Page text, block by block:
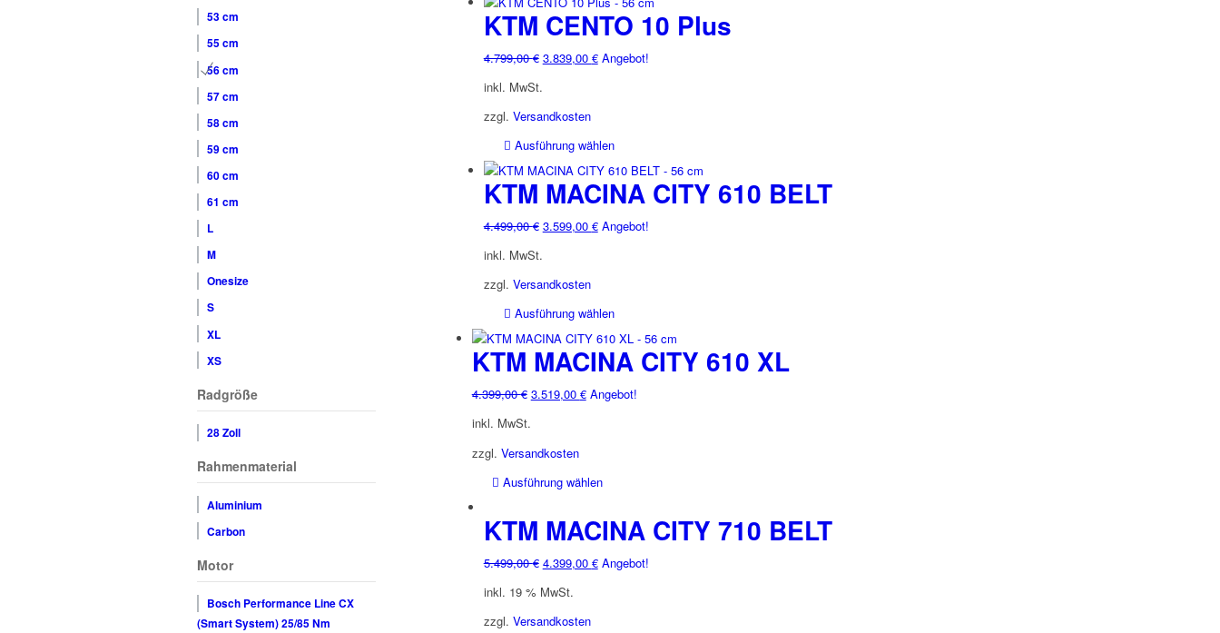
KTM CENTO 10 Plus
4.799,00€ Ursprünglicher
war:
4.799,00 €
3.839,00 €Aktueller
Angebot!
inkl. MwSt.
zzgl. Versandkosten
Ausführung wählen
Produkt
weist
mehrere
Varianten
der
Produktseite
gewählt
werden
KTM MACINA CITY 610 BELT
4.499,00€ Ursprünglicher
war:
4.499,00 €
3.599,00 €Aktueller
Angebot!
inkl. MwSt.
zzgl. Versandkosten
Ausführung wählen
Produkt
weist
mehrere
Varianten
Produktseite
gewählt
werden
KTM MACINA CITY 610 XL
4.399,00€ Ursprünglicher
war:
4.399,00 €
3.519,00 €Aktueller
Angebot!
inkl. MwSt.
zzgl. Versandkosten
Ausführung wählen
weist
mehrere
Varianten
auf.
KTM MACINA CITY 710 BELT
5.499,00€ Ursprünglicher
war:
5.499,00 €
4.399,00 €Aktueller
Angebot!
inkl. 19 % MwSt.
zzgl. Versandkosten
53 cm
55 cm
56 cm
57 cm
58 cm
59 cm
60 cm
61 cm
L
M
Onesize
S
XL
XS
Radgröße
28 Zoll
Rahmenmaterial
Aluminium
Carbon
Motor
Bosch Performance Line CX
(Smart System) 25/85 Nm